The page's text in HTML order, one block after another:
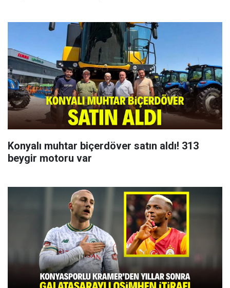
Konyalı muhtar biçerdöver satın aldı! 313
beygir motoru var